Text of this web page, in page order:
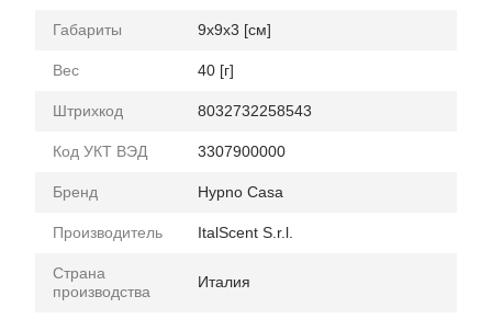
Габариты 9x9x3 [см]
Вес 40 [г]
Штрихкод 8032732258543
Код УКТ ВЭД 3307900000
Бренд Hypno Casa
Производитель ItalScent S.r.l.
Страна
производства
Италия